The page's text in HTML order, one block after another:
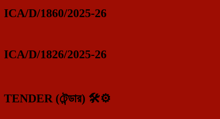
ICA/D/1860/2025-26
ICA/D/1826/2025-26
TENDER (টেন্ডার) 🛠️⚙️